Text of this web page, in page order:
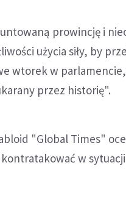
prowincję i
użycia siły, by
wtorek w
przez historię".
"Global Times"
w